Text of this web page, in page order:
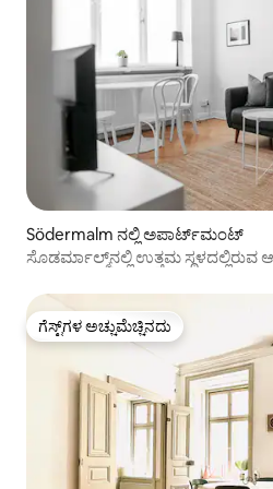
Södermalm ನಲ್ಲಿ ಅಪಾರ್ಟ್‌ಮಂಟ್
ಸೊಡರ್ಮಾಲ್ಮ್‌ನಲ್ಲಿ ಉತ್ತಮ
ಗೆಸ್ಟ್‌ಗಳ ಅಚ್ಚುಮೆಚ್ಚಿನದು
ಗೆಸ್ಟ್‌ಗಳ ಅಚ್ಚುಮೆಚ್ಚಿನದು